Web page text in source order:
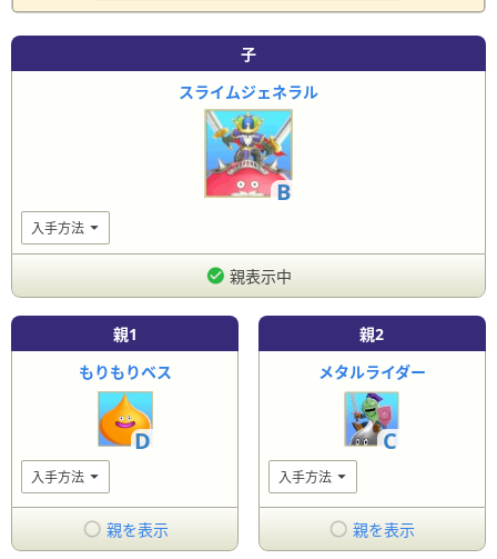
子
スライムジェネラル
B
入手方法
親表示中
親1
もりもりベス
D
入手方法
親を表示
親2
メタルライダー
C
入手方法
親を表示